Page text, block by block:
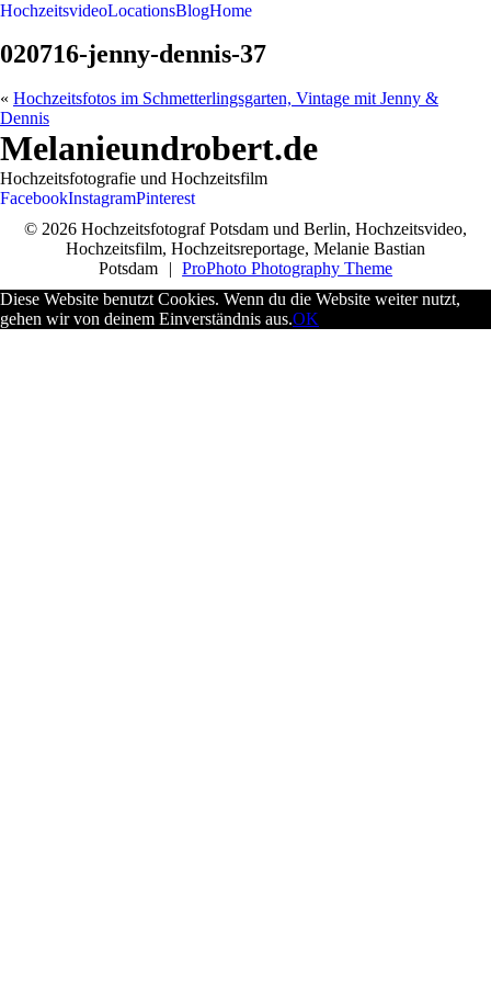
HochzeitsvideoLocationsBlogHome
020716-jenny-dennis-37
« Hochzeitsfotos im Schmetterlingsgarten, Vintage mit Jenny &
Dennis
Melanieundrobert.de
Hochzeitsfotografie und Hochzeitsfilm
FacebookInstagramPinterest
© 2026 Hochzeitsfotograf Potsdam und Berlin, Hochzeitsvideo,
Hochzeitsfilm, Hochzeitsreportage, Melanie Bastian
Potsdam
| ProPhoto Photography Theme
Diese Website benutzt Cookies. Wenn du die Website weiter nutzt,
gehen wir von deinem Einverständnis aus.OK